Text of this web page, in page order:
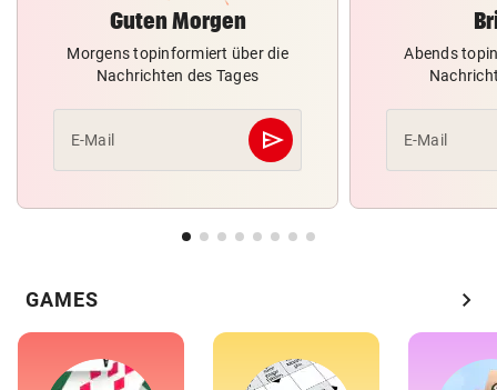
Guten Morgen
Morgens topinformiert über die
Nachrichten des Tages
E-Mail send
Abschicken
Abends
E-Mail
GAMES chevron_right